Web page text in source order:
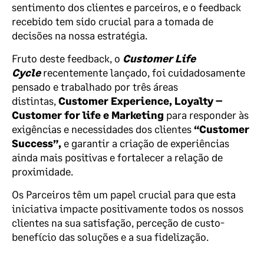
sentimento dos clientes e parceiros, e o feedback
recebido tem sido crucial para a tomada de
decisões na nossa estratégia.
Fruto deste feedback, o Customer Life
Cyclerecentemente lançado, foi cuidadosamente
pensado e trabalhado por três áreas
distintas,Customer Experience, Loyalty –
Customer for life e Marketing para responder às
exigências e necessidades dos clientes“Customer
Success”, e garantir a criação de experiências
ainda mais positivas e fortalecer a relação de
proximidade.
Os Parceiros têm um papel crucial para que esta
iniciativa impacte positivamente todos os nossos
clientes na sua satisfação, perceção de custo-
benefício das soluções e a sua fidelização.